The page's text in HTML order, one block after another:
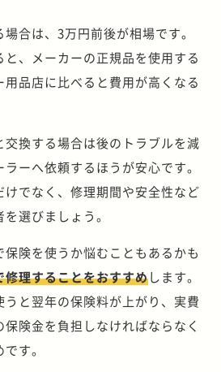
合は、3万円前後が相場です。
、メーカーの正規品を使用する
品店に比べると費用が高くなる
交換する場合は後のトラブルを減
ーへ依頼するほうが安心です。
でなく、修理期間や安全性など
選びましょう。
険を使うか悩むこともあるかも
修理することをおすすめします。
と翌年の保険料が上がり、実費
険金を負担しなければならなく
す。